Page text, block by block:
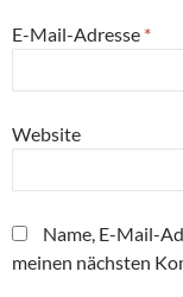
E-Mail-Adresse *
Website
Name, E-Mail-
meinen nächsten